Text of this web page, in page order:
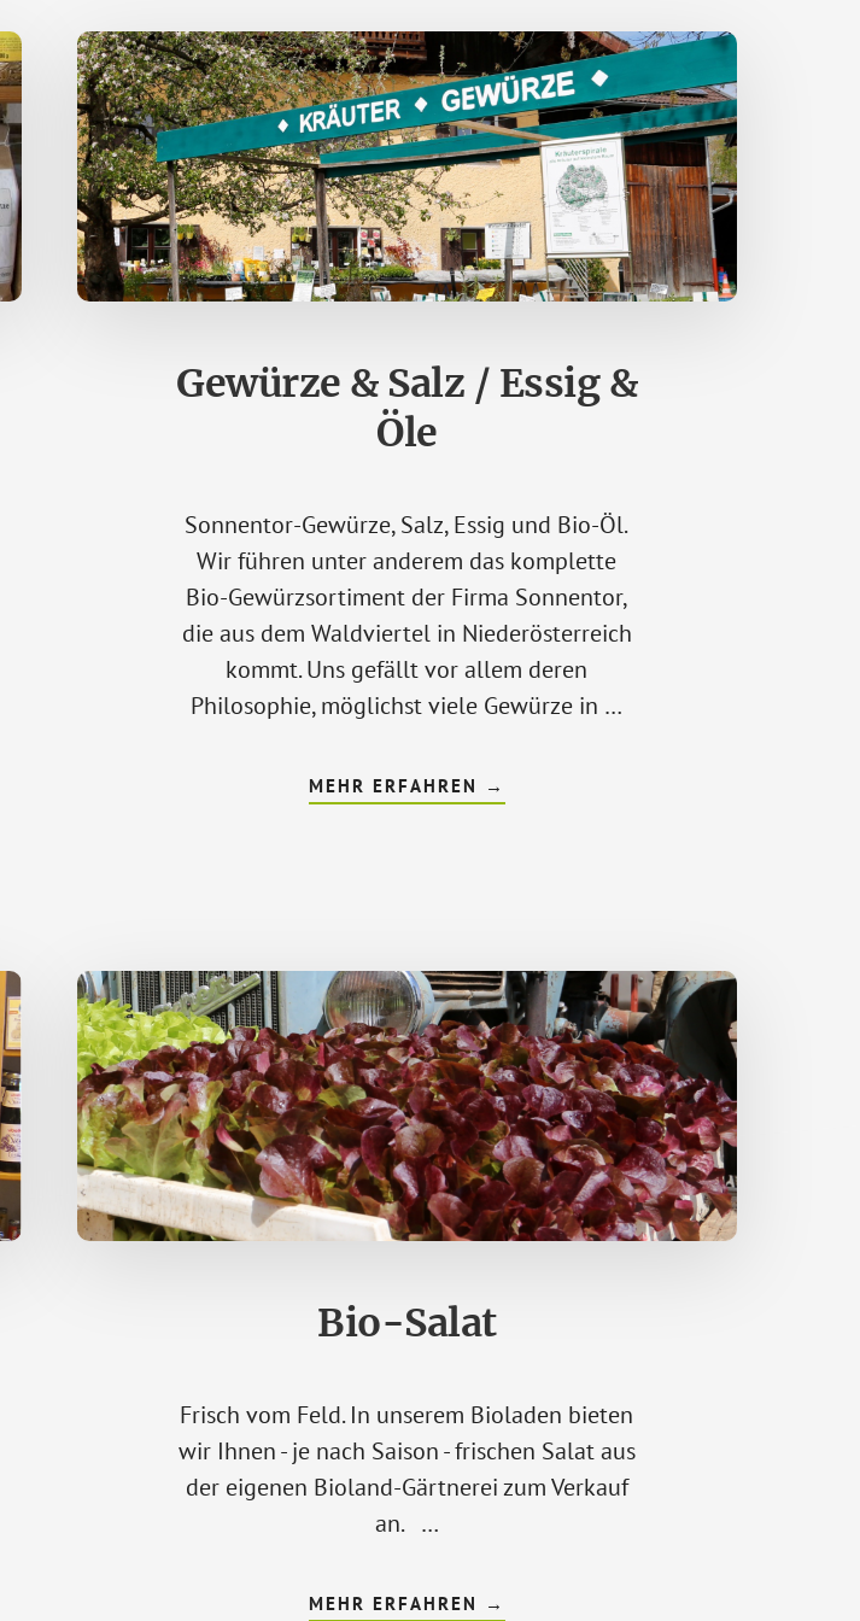
Gewürze & Salz / Essig &
Öle
Sonnentor-Gewürze, Salz, Essig und Bio-Öl.
Wir führen unter anderem das komplette
Bio-Gewürzsortiment der Firma Sonnentor,
die aus dem Waldviertel in Niederösterreich
kommt. Uns gefällt vor allem deren
Philosophie, möglichst viele Gewürze in …
MEHR ERFAHREN ÜBERGEWÜRZE
&
→
Bio-Salat
Frisch vom Feld. In unserem Bioladen bieten
wir Ihnen - je nach Saison - frischen Salat aus
der eigenen Bioland-Gärtnerei zum Verkauf
an. …
MEHR ERFAHREN ÜBERBIO-
→